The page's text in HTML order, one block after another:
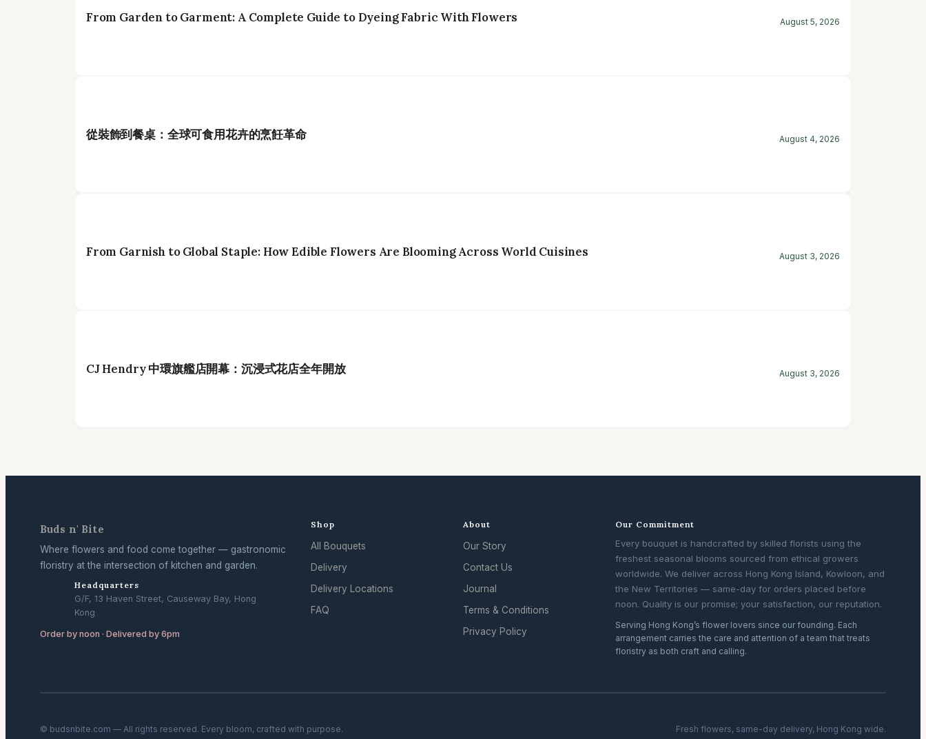
From Garden to Garment: A Complete Guide to Dyeing Fabric With Flowers August 5, 2026
從裝飾到餐桌：全球可食用花卉的烹飪革命 August 4, 2026
From Garnish to Global Staple: How Edible Flowers Are Blooming Across World Cuisines August 3, 2026
CJ Hendry 中環旗艦店開幕：沉浸式花店全年開放 August 3, 2026
Buds n' Bite
Where flowers and food come together — gastronomic
floristry at the intersection of kitchen and garden.
Headquarters
G/F, 13 Haven Street, Causeway Bay, Hong
Kong
Order by noon · Delivered by 6pm
Shop
All Bouquets
Delivery
Delivery Locations
FAQ
About
Our Story
Contact Us
Journal
Terms & Conditions
Privacy Policy
Our Commitment
Every bouquet is handcrafted by skilled florists using the
freshest seasonal blooms sourced from ethical growers
worldwide. We deliver across Hong Kong Island, Kowloon, and
the New Territories — same-day for orders placed before
noon. Quality is our promise; your satisfaction, our reputation.
Serving Hong Kong’s flower lovers since our founding. Each
arrangement carries the care and attention of a team that treats
floristry as both craft and calling.
© budsnbite.com — All rights reserved. Every bloom, crafted with purpose. Fresh flowers, same-day delivery, Hong Kong wide.